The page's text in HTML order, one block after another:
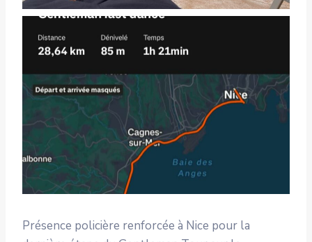
Présence policière renforcée à Nice pour la